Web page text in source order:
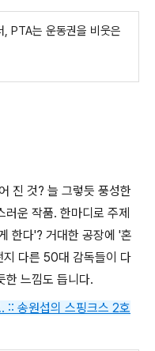
, PTA는 운동권을 비웃은
진 것? 늘 그렇듯 풍성한
운 작품. 한마디로 주제
한다'? 거대한 공장에 '혼
지 다른 50대 감독들이 다
한 느낌도 듭니다.
:: 송원섭의 스핑크스 2호